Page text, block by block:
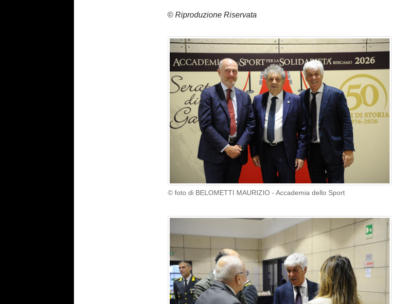
© Riproduzione Riservata
© foto di BELOMETTI MAURIZIO - Accademia dello Sport